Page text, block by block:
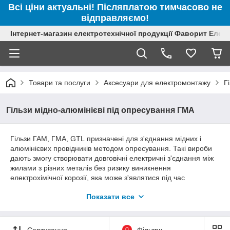
Всі ціни актуальні! Післяплатою тимчасово не
відправляємо!
Інтернет-магазин електротехнічної продукції Фаворит
Товари та послуги Аксесуари для електромонтажу
Гільзи мідно-алюмінієві під опресування ГМА
Гільзи ГАМ, ГМА, GTL призначені для з'єднання мідних і
алюмінієвих провідників методом опресування. Такі вироби
дають змогу створювати довговічні електричні з'єднання між
жилами з різних металів без ризику виникнення
електрохімічної корозії, яка може з'являтися під час
алюмінієві під опресування широко використовуються під час
під'єднання розподільних пристроїв і виконання
електромонтажних робіт різної складності.
Показати все